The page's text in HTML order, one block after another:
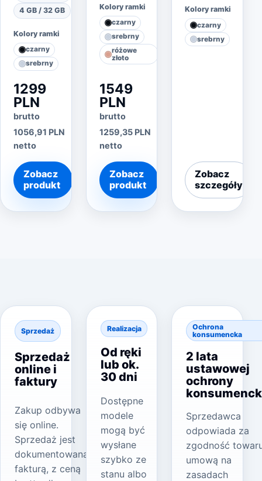
4 GB / 32 GB
Kolory ramki
czarny
srebrny
1299
PLN
brutto
1056,91 PLN
netto
Zobacz
produkt
Kolory ramki
czarny
srebrny
różowe
złoto
1549
PLN
brutto
1259,35 PLN
netto
Zobacz
produkt
Kolory ramki
czarny
srebrny
Zobacz
szczegóły
Sprzedaż
Sprzedaż
online i
faktury
Zakup odbywa
się online.
Sprzedaż jest
dokumentowana
fakturą, z ceną
Realizacja
Od ręki
lub ok.
30 dni
Dostępne
modele
mogą być
wysłane
szybko ze
stanu albo
Ochrona
konsumencka
2 lata
ustawowej
ochrony
Sprzedawca
odpowiada za
zgodność
umową na
zasadach